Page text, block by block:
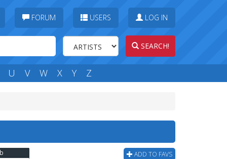
FORUM USERS LOG IN
SEARCH!
U V W X Y Z
ADD TO FAVS